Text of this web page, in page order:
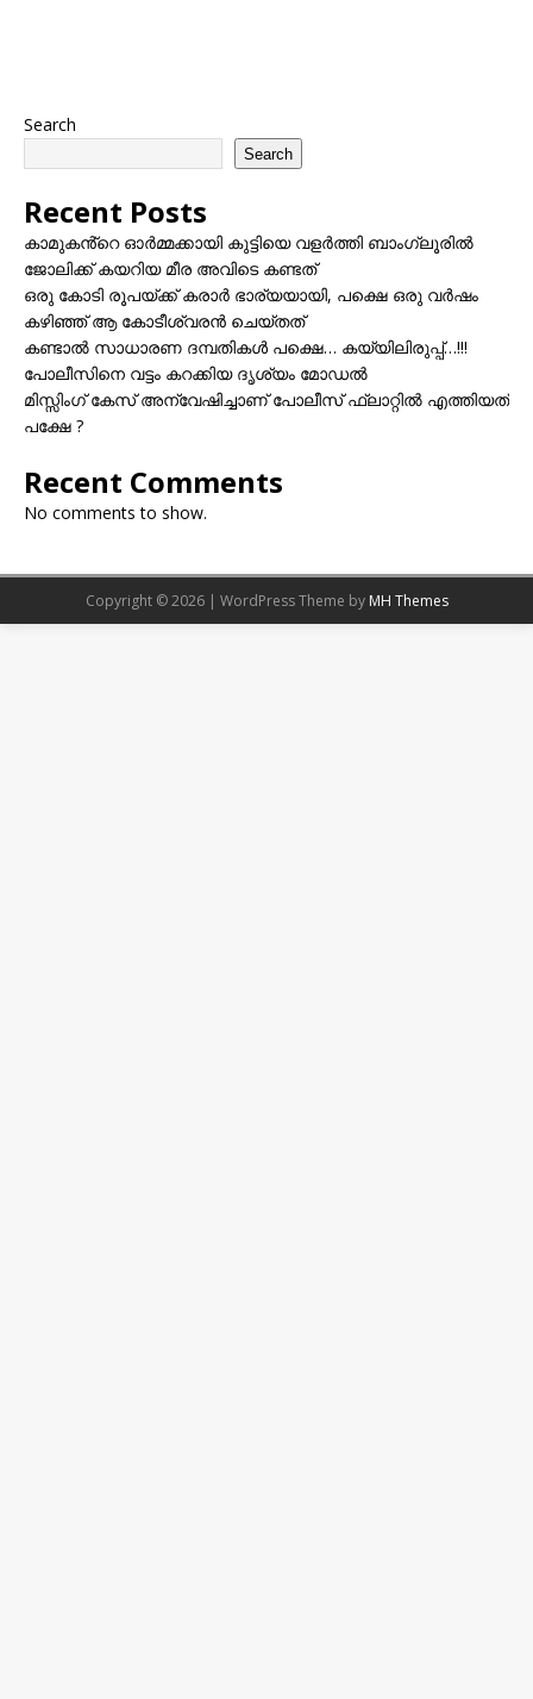
Search
Search
Recent Posts
കാമുകൻ്റെ ഓർമ്മക്കായി കുട്ടിയെ വളർത്തി ബാംഗ്ലൂരിൽ
ജോലിക്ക് കയറിയ മീര അവിടെ കണ്ടത്
ഒരു കോടി രൂപയ്ക്ക് കരാർ ഭാര്യയായി, പക്ഷെ ഒരു വർഷം
കഴിഞ്ഞ് ആ കോടീശ്വരൻ ചെയ്തത്
കണ്ടാൽ സാധാരണ ദമ്പതികൾ പക്ഷെ… കയ്യിലിരുപ്പ്…!!!
പോലീസിനെ വട്ടം കറക്കിയ ദൃശ്യം മോഡല്‍
മിസ്സിംഗ് കേസ് അന്വേഷിച്ചാണ് പോലീസ് ഫ്ലാറ്റിൽ എത്തിയത്
പക്ഷേ ?
Recent Comments
No comments to show.
Copyright © 2026 | WordPress Theme by MH Themes